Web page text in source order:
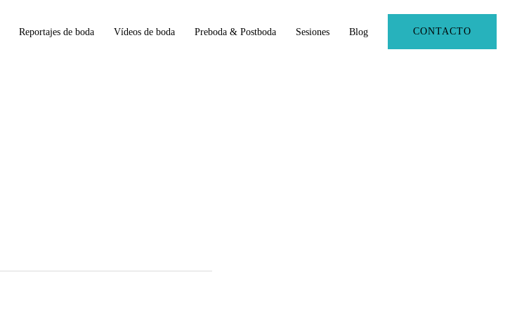
Reportajes de boda Vídeos de boda Preboda & Postboda Sesiones Blog CONTACTO